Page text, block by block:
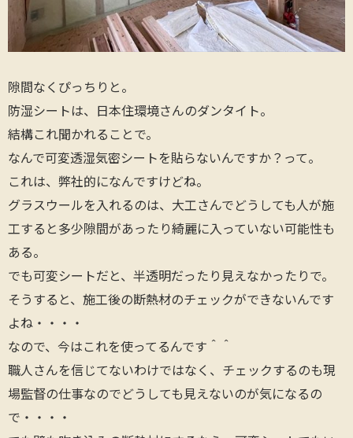
隙間なくぴっちりと。
防湿シートは、日本住環境さんのダンタイト。
結構これ聞かれることで。
なんで可変透湿気密シートを貼らないんですか？って。
これは、弊社的になんですけどね。
グラスウールを入れるのは、大工さんでどうしても人が施
工すると多少隙間があったり綺麗に入っていない可能性も
ある。
でも可変シートだと、半透明だったり見えなかったりで。
そうすると、施工後の断熱材のチェックができないんです
よね・・・・
なので、今はこれを使ってるんです＾＾
職人さんを信じてないわけではなく、チェックするのも現
場監督の仕事なのでどうしても見えないのが気になるの
で・・・・